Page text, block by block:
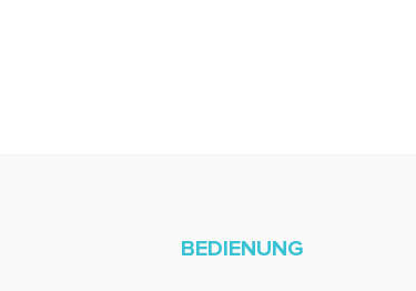
BEDIENUNG